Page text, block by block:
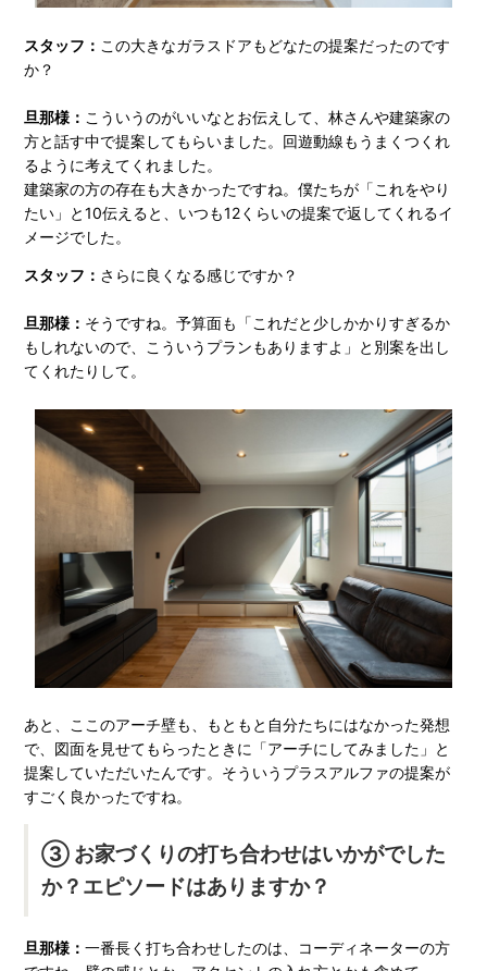
スタッフ： この大きなガラスドアもどなたの提案だったのです
か？
旦那様： こういうのがいいなとお伝えして、林さんや建築家の
方と話す中で提案してもらいました。回遊動線もうまくつくれ
るように考えてくれました。
建築家の方の存在も大きかったですね。僕たちが「これをやり
たい」と10伝えると、いつも12くらいの提案で返してくれるイ
メージでした。
スタッフ： さらに良くなる感じですか？
旦那様： そうですね。予算面も「これだと少しかかりすぎるか
もしれないので、こういうプランもありますよ」と別案を出し
てくれたりして。
あと、ここのアーチ壁も、もともと自分たちにはなかった発想
で、図面を見せてもらったときに「アーチにしてみました」と
提案していただいたんです。そういうプラスアルファの提案が
すごく良かったですね。
③ お家づくりの打ち合わせはいかがでした
か？エピソードはありますか？
旦那様： 一番長く打ち合わせしたのは、コーディネーターの方